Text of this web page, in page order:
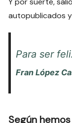
autopublicados
Para ser
Fran López
Según